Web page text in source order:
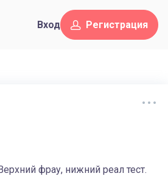
Вход Регистрация
фрау, нижний реал тест.